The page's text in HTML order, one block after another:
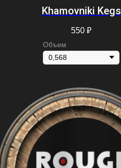
Khamovniki Kegs
550 ₽
Объем